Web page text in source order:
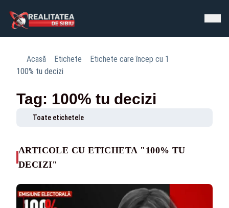
Acasă Etichete
Etichete care încep cu 1
100% tu decizi
Tag: 100% tu decizi
Toate etichetele
ARTICOLE CU ETICHETA "100% TU
DECIZI"